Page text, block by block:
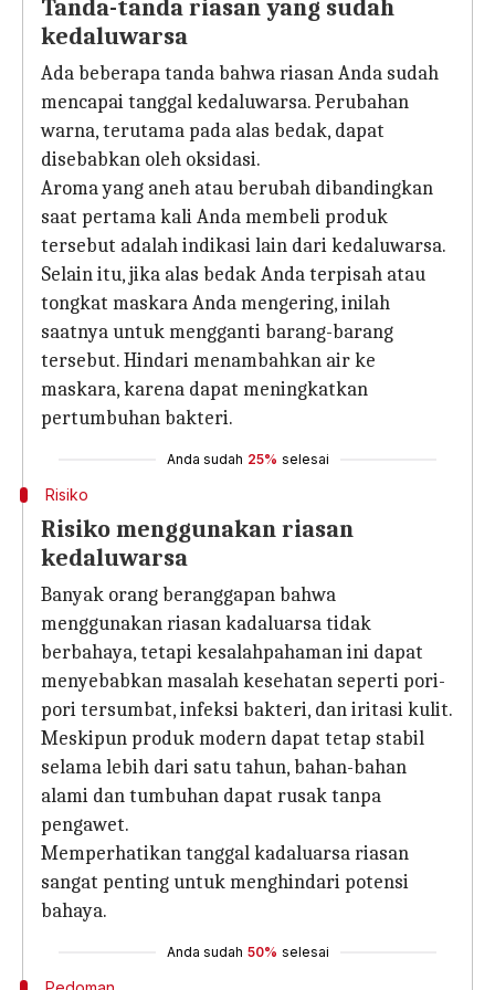
Tanda-tanda riasan yang sudah
kedaluwarsa
Ada beberapa tanda bahwa riasan Anda sudah
mencapai tanggal kedaluwarsa. Perubahan
warna, terutama pada alas bedak, dapat
disebabkan oleh oksidasi.
Aroma yang aneh atau berubah dibandingkan
saat pertama kali Anda membeli produk
tersebut adalah indikasi lain dari kedaluwarsa.
Selain itu, jika alas bedak Anda terpisah atau
tongkat maskara Anda mengering, inilah
saatnya untuk mengganti barang-barang
tersebut. Hindari menambahkan air ke
maskara, karena dapat meningkatkan
pertumbuhan bakteri.
Anda sudah 25% selesai
Risiko
Risiko menggunakan riasan
kedaluwarsa
Banyak orang beranggapan bahwa
menggunakan riasan kadaluarsa tidak
berbahaya, tetapi kesalahpahaman ini dapat
menyebabkan masalah kesehatan seperti pori-
pori tersumbat, infeksi bakteri, dan iritasi kulit.
Meskipun produk modern dapat tetap stabil
selama lebih dari satu tahun, bahan-bahan
alami dan tumbuhan dapat rusak tanpa
pengawet.
Memperhatikan tanggal kadaluarsa riasan
sangat penting untuk menghindari potensi
bahaya.
Anda sudah 50% selesai